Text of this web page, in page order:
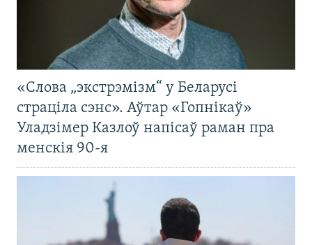
«Слова „экстрэмізм“ у Беларусі
страціла сэнс». Аўтар «Гопнікаў»
Уладзімер Казлоў напісаў раман пра
менскія 90-я